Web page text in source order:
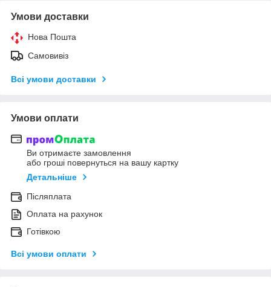
Умови доставки
Нова Пошта
Самовивіз
Всі умови доставки
Умови оплати
Ви отримаєте замовлення
або гроші повернуться на вашу картку
Детальніше
Післяплата
Оплата на рахунок
Готівкою
Всі умови оплати